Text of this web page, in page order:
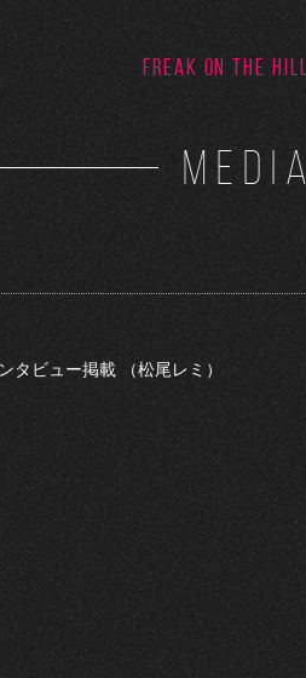
FREAK ON THE HILL
MEDIA
タビュー掲載 （松尾レミ）